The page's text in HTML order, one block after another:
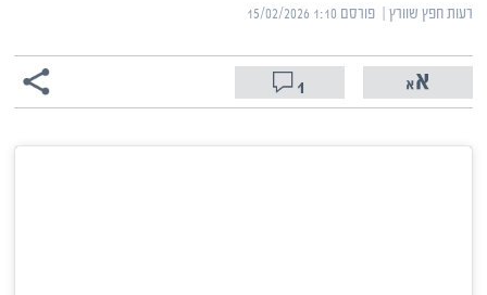
רעות חפץ שוורץ | ‏פורסם ‎15/02/2026 1:10
1